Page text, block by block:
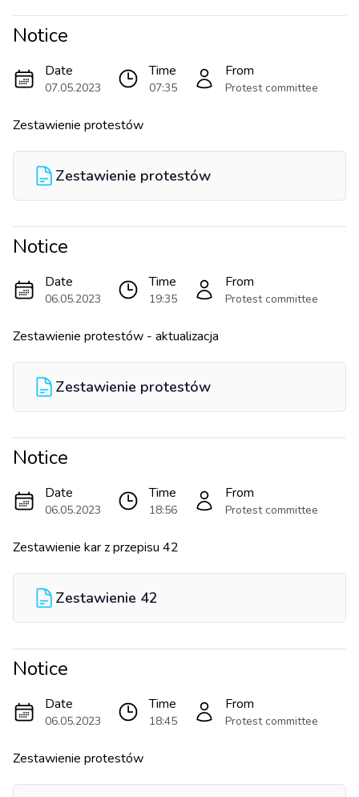
Notice
Date
07.05.2023
Time
07:35
From
Protest committee
Zestawienie protestów
Zestawienie protestów
Notice
Date
06.05.2023
Time
19:35
From
Protest committee
Zestawienie protestów - aktualizacja
Zestawienie protestów
Notice
Date
06.05.2023
Time
18:56
From
Protest committee
Zestawienie kar z przepisu 42
Zestawienie 42
Notice
Date
06.05.2023
Time
18:45
From
Protest committee
Zestawienie protestów